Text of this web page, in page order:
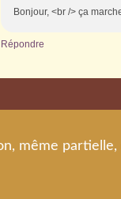
Bonjour, <br /> ça
Répondre
même